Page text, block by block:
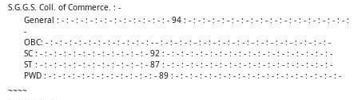
S.G.G.S. Coll. of Commerce. : -
General : - : - : - : - : - : - : - : - : - : - : - : - 94 : - : - : - : - : - : - : - : - : - : - : - : - : - : - : - : - : - :
-
OBC: - : - : - : - : - : - : - : - : - : - : - : - - : - : - : - : - : - : - : - : - : - : - : - : - : - : - : - : - : - : -
SC : - : - : - : - : - : - : - : - : - : - : - : - 92 : - : - : - : - : - : - : - : - : - : - : - : - : - : - : - : - : - : -
ST : - : - : - : - : - : - : - : - : - : - : - : - 87 : - : - : - : - : - : - : - : - : - : - : - : - : - : - : - : - : - : -
PWD : - : - : - : - : - : - : - : - : - : - : - : - 89 : - : - : - : - : - : - : - : - : - : - : - : - : - : - : - : - : - : -​
~~~~